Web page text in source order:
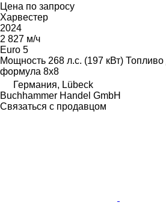
Цена по запросу
Харвестер
2024
2 827 м/ч
Euro 5
Мощность 268 л.с. (197 кВт) Топливо
формула 8x8
Германия, Lübeck
Buchhammer Handel GmbH
Связаться с продавцом